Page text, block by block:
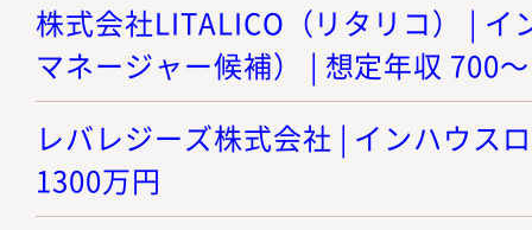
株式会社LITALICO（リタリコ） | イ
マネージャー候補） | 想定年収 700
レバレジーズ株式会社 | インハウス
1300万円